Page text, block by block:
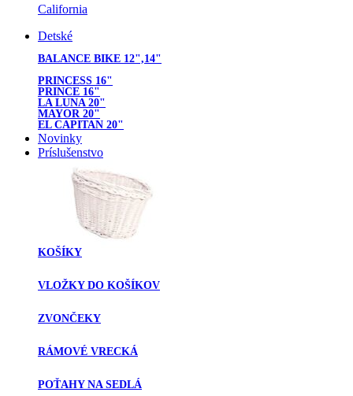
California
Detské
BALANCE BIKE 12",14"
PRINCESS 16"
PRINCE 16"
LA LUNA 20"
MAYOR 20"
EL CAPITAN 20"
Novinky
Príslušenstvo
KOŠÍKY
VLOŽKY DO KOŠÍKOV
ZVONČEKY
RÁMOVÉ VRECKÁ
POŤAHY NA SEDLÁ